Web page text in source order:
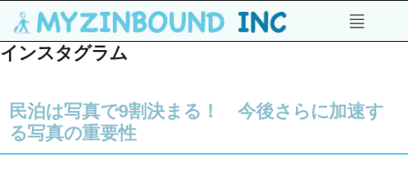
インスタグラム
民泊は写真で9割決まる！ 今後さらに加速す
る写真の重要性